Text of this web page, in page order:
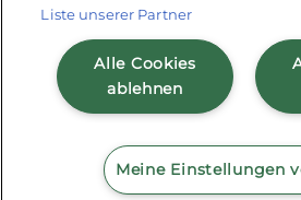
Liste unserer Partner
Alle Cookies
ablehnen
Meine Einstellungen